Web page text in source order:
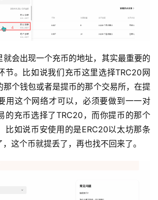
就会出现一个充币的地址，其实最重要的
节。比如说我们充币这里选择TRC20网
那个钱包或者是提币的那个交易所，在提
用这个网络才可以，必须要做到一一对
的充币选择了TRC20，而你提币的那个
比如说币安使用的是ERC20以太坊那条
这个币就提丢了，再也找不回来了。